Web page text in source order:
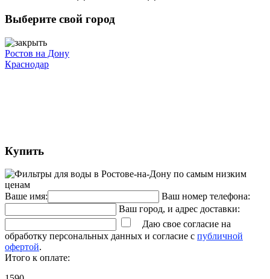
Выберите свой город
Ростов на Дону
Краснодар
Купить
Ваше имя:
Ваш номер телефона:
Ваш город, и адрес доставки:
Даю свое согласие на
обработку персональных данных и согласие с публичной
офертой.
Итого к оплате: